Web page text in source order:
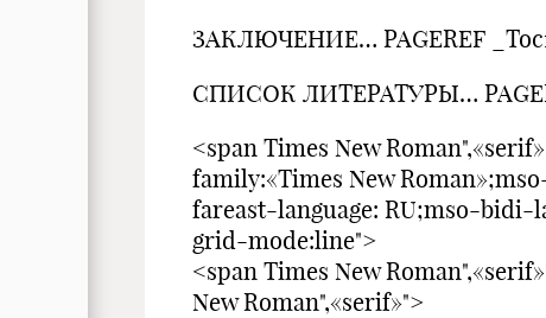
ЗАКЛЮЧЕНИЕ… PAGEREF
СПИСОК ЛИТЕРАТУРЫ…
<span Times New
family:«Times New
fareast-language: RU;mso-bidi-
grid-mode:line">
<span Times New
New Roman",«serif»">